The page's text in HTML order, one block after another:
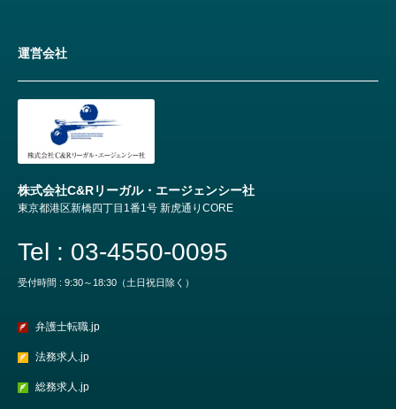
弁護士転職.jp
法務求人.jp
総務求人.jp
運営会社
株式会社C&Rリーガル・エージェンシー社
東京都港区新橋四丁目1番1号 新虎通りCORE
Tel : 03-4550-0095
受付時間 : 9:30～18:30（土日祝日除く）